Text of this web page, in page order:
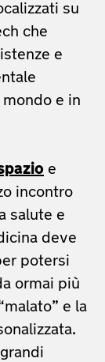
su
che
e
mondo e in
e
incontro
salute e
deve
potersi
ormai più
e la